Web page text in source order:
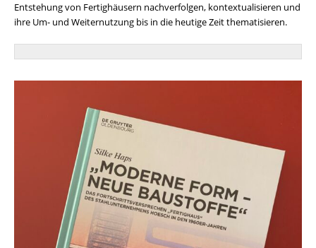
Entstehung von Fertighäusern nachverfolgen, kontextualisieren und
ihre Um- und Weiternutzung bis in die heutige Zeit thematisieren.